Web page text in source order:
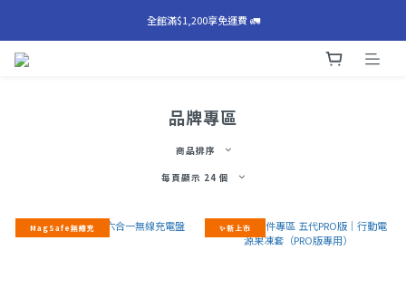
⚠️巧方塊主動預防性召回公告⚠️
全館滿$1,200享免運費 🚛
品牌專區
商品排序
每頁顯示 24 個
MagSafe無線充 ✨新上市